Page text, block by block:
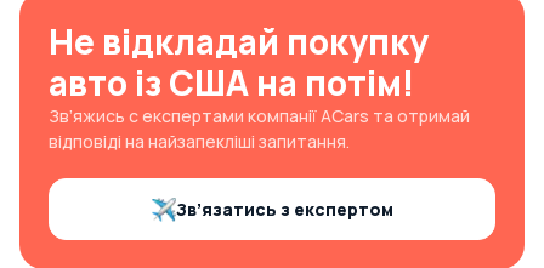
Не відкладай покупку
авто із США на потім!
Зв’яжись с експертами компанії ACars та отримай
відповіді на найзапекліші запитання.
Зв’язатись з експертом